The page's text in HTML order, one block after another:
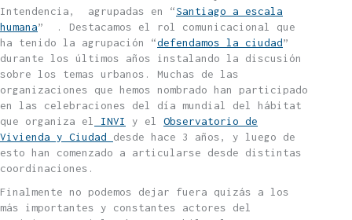
Intendencia, agrupadas en “Santiago a escala
humana” . Destacamos el rol comunicacional que
ha tenido la agrupación “defendamos la ciudad”
durante los últimos años instalando la discusión
sobre los temas urbanos. Muchas de las
organizaciones que hemos nombrado han participado
en las celebraciones del día mundial del hábitat
que organiza el
INVI y el Observatorio de
Vivienda y Ciudad desde hace 3 años, y luego de
esto han comenzado a articularse desde distintas
coordinaciones.
Finalmente no podemos dejar fuera quizás a los
más importantes y constantes actores del